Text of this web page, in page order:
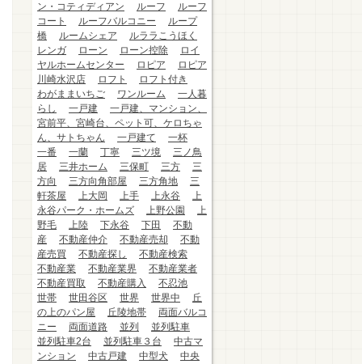
ン・コティディアン
ルーフ
ルーフ
コート
ルーフバルコニー
ループ
橋
ルームシェア
ルララこうほく
レンガ
ローン ローン控除
ロイ
ヤルホームセンター
ロピア
ロピア
川崎水沢店
ロフト
ロフト付き
わがままいちご
ワンルーム
一人暮
らし
一戸建
一戸建、マンション、
宮前平、宮崎台、ペット可、ケロちゃ
ん、サトちゃん
一戸建て
一杯
一番
一蘭 丁寧 三ツ境
三ノ鳥
居
三井ホーム 三保町 三方
三
方向
三方向角部屋 三方角地
三
軒茶屋
上大岡 上手 上永谷
上
永谷パーク・ホームズ
上野公園
上
野毛
上陸 下永谷 下田
不動
産
不動産仲介 不動産売却
不動
産売買
不動産探し
不動産検索
不動産業
不動産業界
不動産業者
不動産買取
不動産購入
不忍池
世帯
世田谷区 世界 世界中
丘
の上のパン屋
丘陵地帯
両面バルコ
ニー
両面道路 並列
並列駐車
並列駐車2台
並列駐車３台
中古マ
ンション
中古戸建 中型犬
中央